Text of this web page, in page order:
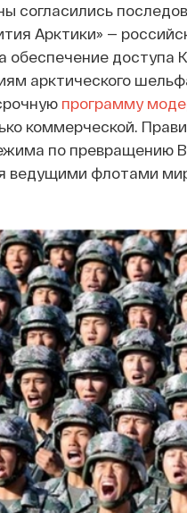
согласились
Арктики» —
доступа
арктического
программу
коммерческой.
по превращению
ведущими флотами